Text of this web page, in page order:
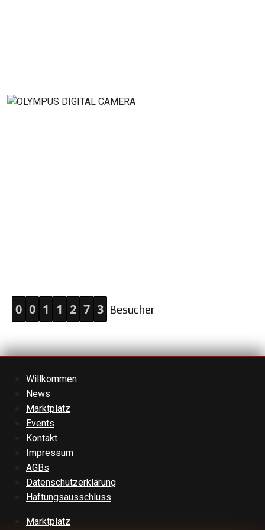
0 0 1 1 2 7 3 Besucher
Willkommen
News
Marktplatz
Events
Kontakt
Impressum
AGBs
Datenschutzerklärung
Haftungsausschluss
Marktplatz